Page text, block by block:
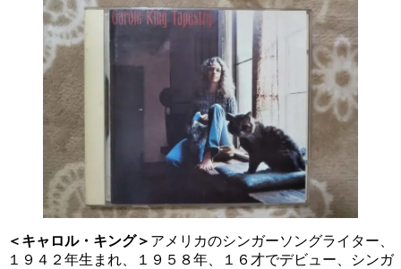
＜キャロル・キング＞ アメリカのシンガーソングライター、
１９４２年生まれ、１９５８年、１６才でデビュー、シンガ